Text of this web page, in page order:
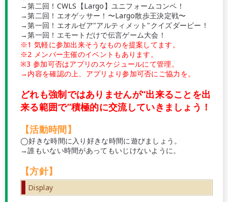
→第二回！CWLS【Largo】ユニフォームコンペ！
→第二回！エオゲッサー！〜Largo散歩王決定戦〜
→第一回！エオルゼア"アルティメット"クイズダービー！
→第一回！エモートだけで伝言ゲーム大会！
※1 気軽に参加出来そうなものを提案してます。
※2 メンバー主催のイベントもあります。
※3 参加可否はアプリのスケジュールにて管理。
→内容を確認の上、アプリより参加可否にご協力を。
どれも強制ではありませんが“出来ることを出
来る範囲で”積極的に交流していきましょう！
【活動時間】
◯好きな時間に入り好きな時間に遊びましょう。
→誰もいない時間があってもいじけないように。
【方針】
Display